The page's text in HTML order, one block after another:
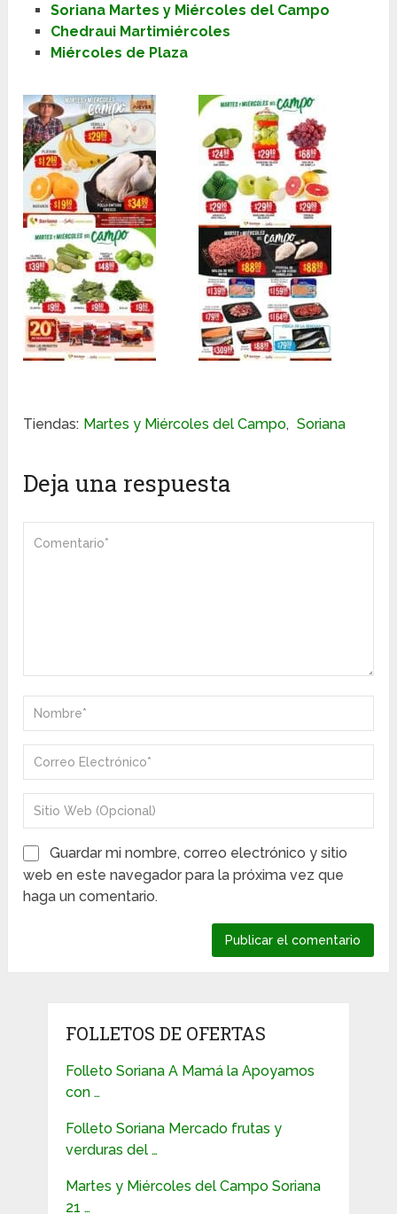
Soriana Martes y Miércoles del Campo
Chedraui Martimiércoles
Miércoles de Plaza
Tiendas: Martes y Miércoles del Campo, Soriana
Deja una respuesta
Guardar mi nombre, correo electrónico y sitio
web en este navegador para la próxima vez que
haga un comentario.
FOLLETOS DE OFERTAS
Folleto Soriana A Mamá la Apoyamos
con …
Folleto Soriana Mercado frutas y
verduras del …
Martes y Miércoles del Campo Soriana
21 …